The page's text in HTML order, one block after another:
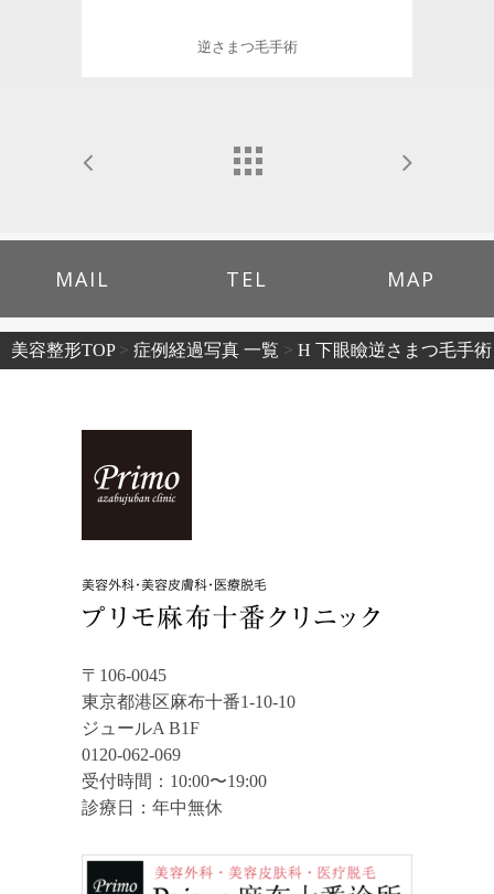
逆さまつ毛手術
MAIL TEL MAP
美容整形TOP> 症例経過写真 一覧 > H 下眼瞼逆さまつ毛手
〒106-0045
東京都港区麻布十番1-10-10
ジュールA B1F
0120-062-069
受付時間：10:00〜19:00
診療日：年中無休